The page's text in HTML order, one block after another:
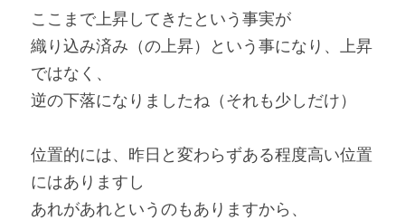
ここまで上昇してきたという事実が
織り込み済み（の上昇）という事になり、上昇
ではなく、
逆の下落になりましたね（それも少しだけ）
位置的には、昨日と変わらずある程度高い位置
にはありますし
あれがあれというのもありますから、